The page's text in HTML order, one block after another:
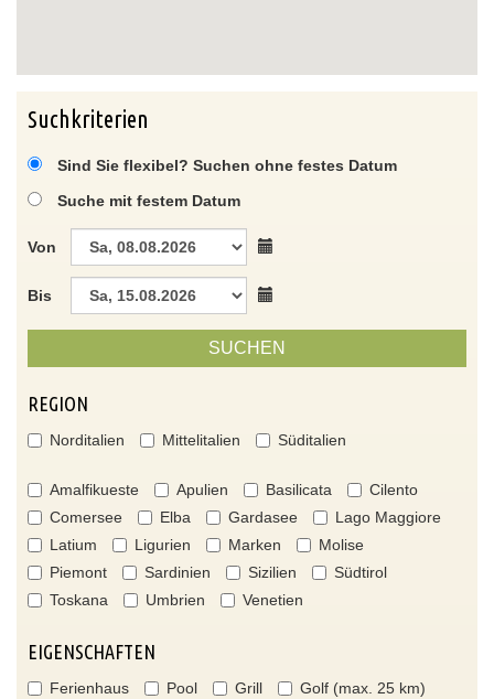
Suchkriterien
Sind Sie flexibel? Suchen ohne festes Datum
Suche mit festem Datum
Von
Bis
SUCHEN
REGION
Norditalien Mittelitalien Süditalien
Amalfikueste Apulien Basilicata
Cilento
Comersee
Elba Gardasee
Lago Maggiore
Latium
Ligurien Marken
Molise
Piemont
Sardinien Sizilien
Südtirol
Toskana
Umbrien Venetien
EIGENSCHAFTEN
Ferienhaus Pool Grill
Golf (max. 25 km)